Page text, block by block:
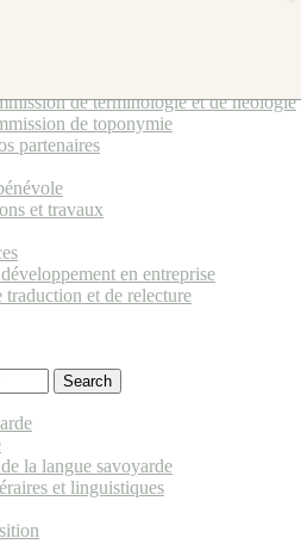
de terminologie et de néologie
de toponymie
partenaires
et travaux
en entreprise
traduction et de relecture
Search
la langue savoyarde
et linguistiques